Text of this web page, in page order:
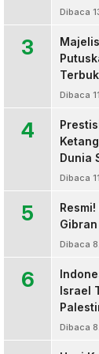
Dibaca
3
Berat
Dibaca
4
Dunia
Dibaca
5
Dibaca
6
Israel
Dibaca